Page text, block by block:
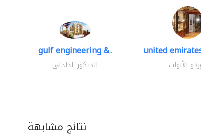
gulf engineering &..
الديكور الداخلي
united emirates
موردو الأبواب
نتائج مشابهة